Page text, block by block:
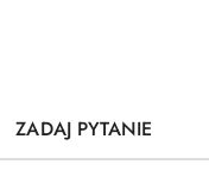
ZADAJ PYTANIE